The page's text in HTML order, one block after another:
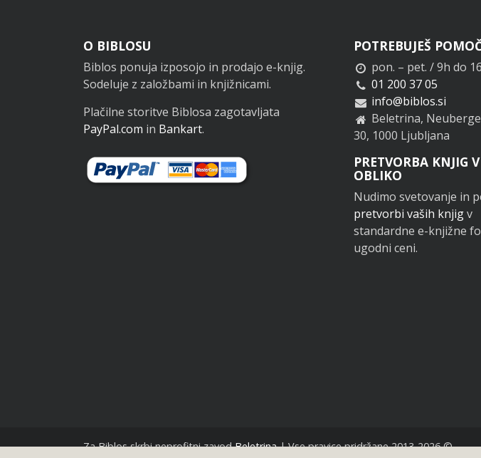
Noga
O BIBLOSU
Biblos ponuja izposojo in prodajo e-knjig.
Sodeluje z založbami in knjižnicami.
Plačilne storitve Biblosa zagotavljata
PayPal.com in Bankart.
POTREBUJEŠ
pon. – pet. / 9h do
01 200 37 05
info@biblos.si
Beletrina,
30, 1000 Ljubljana
PRETVORBA KNJIG
OBLIKO
Nudimo svetovanje in
pretvorbi vaših knjigv
standardne e-knjižne
ugodni ceni.
Za Biblos skrbi neprofitni zavodBeletrina| Vse pravice pridržane 2013-2026 ©